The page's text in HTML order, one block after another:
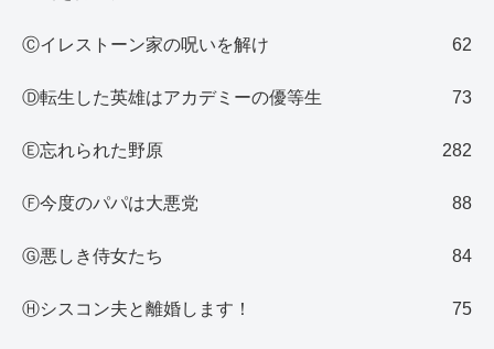
Ⓒイレストーン家の呪いを解け 62
Ⓓ転生した英雄はアカデミーの優等生 73
Ⓔ忘れられた野原 282
Ⓕ今度のパパは大悪党 88
Ⓖ悪しき侍女たち 84
Ⓗシスコン夫と離婚します！ 75